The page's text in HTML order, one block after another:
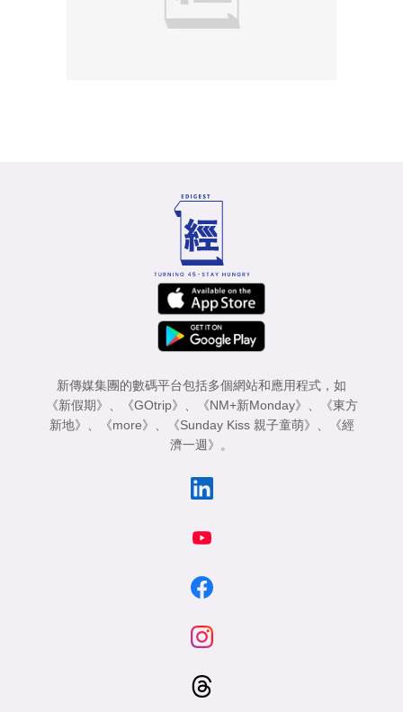
新傳媒集團的數碼平台包括多個網站和應用程式，如
《新假期》 、 《GOtrip》 、 《NM+新Monday》 、
《東方
新地》 、 《more》 、 《Sunday Kiss 親子童萌》 、
《經
濟一週》 。